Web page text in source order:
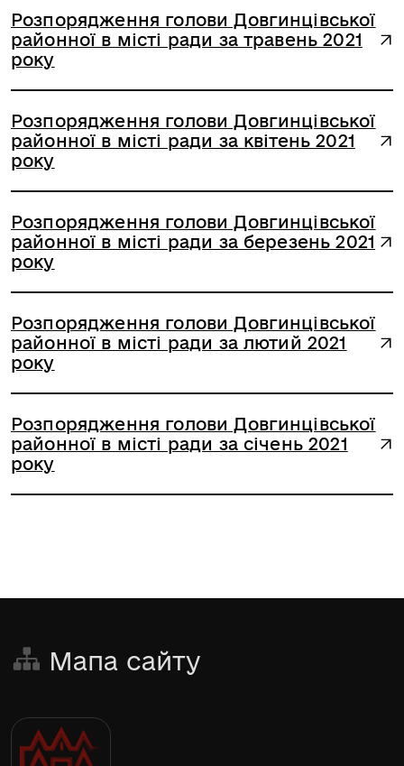
Розпорядження голови Довгинцівської
районної в місті ради за травень 2021
року
Розпорядження голови Довгинцівської
районної в місті ради за квітень 2021
року
Розпорядження голови Довгинцівської
районної в місті ради за березень 2021
року
Розпорядження голови Довгинцівської
районної в місті ради за лютий 2021
року
Розпорядження голови Довгинцівської
районної в місті ради за січень 2021
року
Мапа сайту